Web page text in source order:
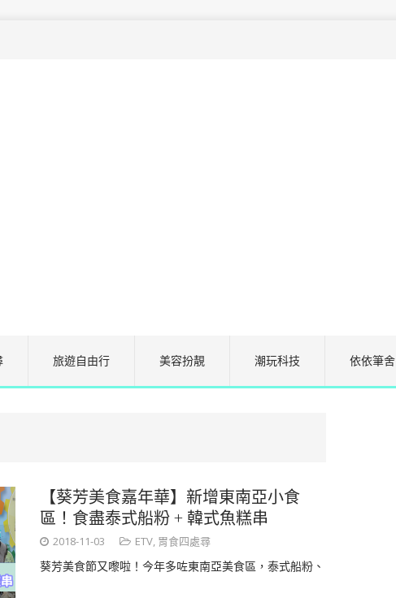
旅遊自由行 美容扮靚 潮玩科技 依依筆舍
【葵芳美食嘉年華】新增東南亞小食
區！食盡泰式船粉 + 韓式魚糕串
2018-11-03 ETV, 胃食四處尋
葵芳美食節又嚟啦！今年多咗東南亞美食區，泰式船粉、